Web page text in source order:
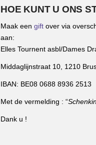
HOE KUNT U ONS
Maak een giftover via
aan:
Elles Tournent asbl/Dames
Middaglijnstraat 10, 1210
IBAN: BE08 0688 8936 2513
Met de vermelding : “
Dank u !